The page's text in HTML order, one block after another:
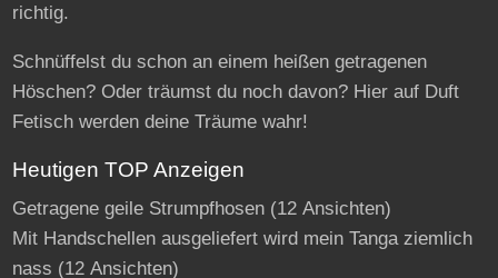
richtig.
Schnüffelst du schon an einem heißen getragenen
Höschen? Oder träumst du noch davon? Hier auf Duft
Fetisch werden deine Träume wahr!
Heutigen TOP Anzeigen
Getragene geile Strumpfhosen(12 Ansichten)
Mit Handschellen ausgeliefert wird mein Tanga ziemlich
nass (12 Ansichten)